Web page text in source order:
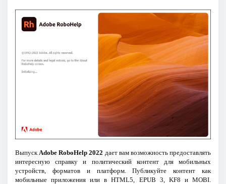
Выпуск Adobe RoboHelp 2022 дает вам возможность предоставлять
интересную справку и политический контент для мобильных
устройств, форматов и платформ. Публикуйте контент как
мобильные приложения или в HTML5, EPUB 3, KF8 и MOBI.